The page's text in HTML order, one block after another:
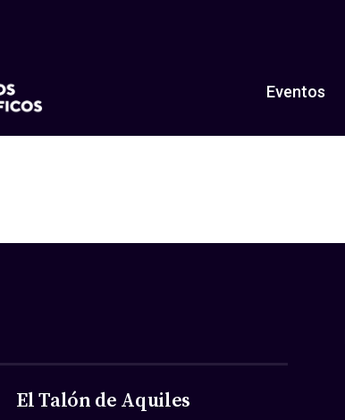
Eventos
El Talón de Aquiles